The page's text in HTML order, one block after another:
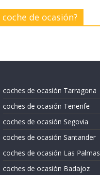
de ocasión?
coches de ocasión Tarragona
coches de ocasión Tenerife
coches de ocasión Segovia
coches de ocasión Santander
coches de ocasión Las Palmas
coches de ocasión Badajoz